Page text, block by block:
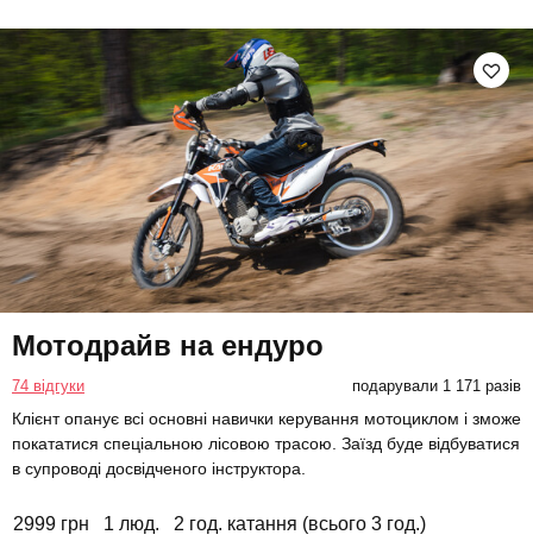
Мотодрайв на ендуро
74 відгуки подарували 1 171 разів
Клієнт опанує всі основні навички керування мотоциклом і зможе
покататися спеціальною лісовою трасою. Заїзд буде відбуватися
в супроводі досвідченого інструктора.
2999 грн 1 люд. 2 год. катання (всього 3 год.)